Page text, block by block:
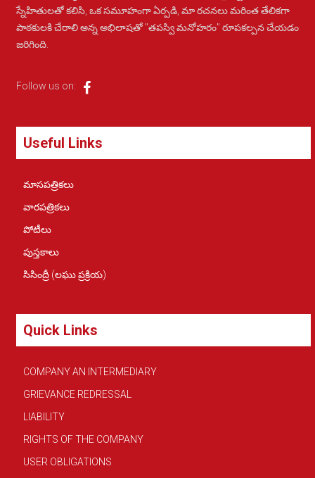
స్నేహితులతో కలిసి, ఒక సమూహంగా ఏర్పడి, మా రచనలు మరింత తేలికగా
పాఠకులకి చేరాలి అన్న అభిలాషతో "తపస్వి మనోహరం" రూపకల్పన చేయడం
జరిగింది.
Follow us on:
Useful Links
మాసపత్రికలు
వారపత్రికలు
పోటీలు
పుస్తకాలు
సిసింద్రీ (లఘు ప్రక్రియ)
Quick Links
COMPANY AN INTERMEDIARY
GRIEVANCE REDRESSAL
LIABILITY
RIGHTS OF THE COMPANY
USER OBLIGATIONS